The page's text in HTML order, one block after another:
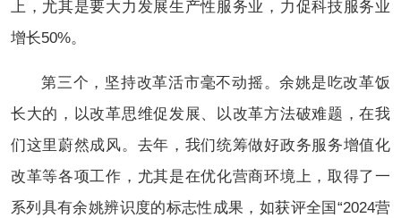
上，尤其是要大力发展生产性服务业，力促科技服务业
增长50%。
第三个，坚持改革活市毫不动摇。余姚是吃改革饭
长大的，以改革思维促发展、以改革方法破难题，在我
们这里蔚然成风。去年，我们统筹做好政务服务增值化
改革等各项工作，尤其是在优化营商环境上，取得了一
系列具有余姚辨识度的标志性成果，如获评全国“2024营